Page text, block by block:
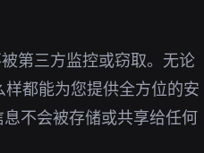
第三方监控或窃取。无论
都能为您提供全方位的安
不会被存储或共享给任何